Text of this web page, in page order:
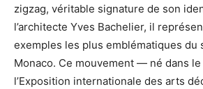
zigzag, véritable signature de son
l’architecte Yves Bachelier, il
exemples les plus emblématiques du
Monaco. Ce mouvement — né dans
l’Exposition internationale des arts